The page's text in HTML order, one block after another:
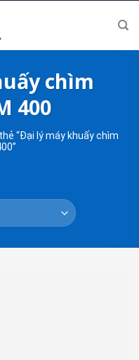
chìm
400
“Đại lý máy khuấy chìm